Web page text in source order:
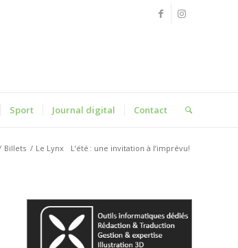
Sport Journal digital Contact
Billets / Le Lynx L’été : une invitation à l’imprévu!